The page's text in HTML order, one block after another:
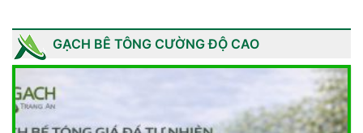
GẠCH BÊ TÔNG CƯỜNG ĐỘ CAO